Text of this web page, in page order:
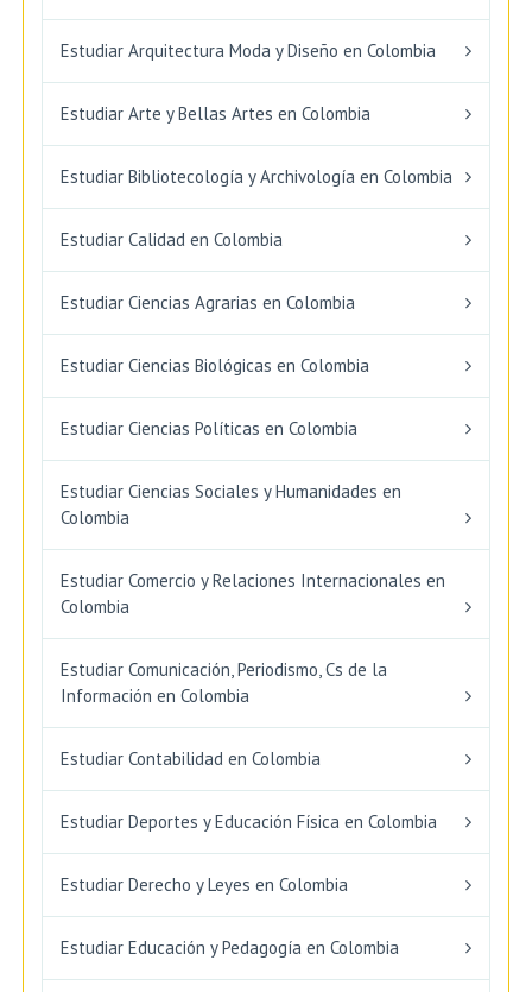
Estudiar Arquitectura Moda y Diseño en Colombia
Estudiar Arte y Bellas Artes en Colombia
Estudiar Bibliotecología y Archivología en Colombia
Estudiar Calidad en Colombia
Estudiar Ciencias Agrarias en Colombia
Estudiar Ciencias Biológicas en Colombia
Estudiar Ciencias Políticas en Colombia
Estudiar Ciencias Sociales y Humanidades en
Colombia
Estudiar Comercio y Relaciones Internacionales en
Colombia
Estudiar Comunicación, Periodismo, Cs de la
Información en Colombia
Estudiar Contabilidad en Colombia
Estudiar Deportes y Educación Física en Colombia
Estudiar Derecho y Leyes en Colombia
Estudiar Educación y Pedagogía en Colombia